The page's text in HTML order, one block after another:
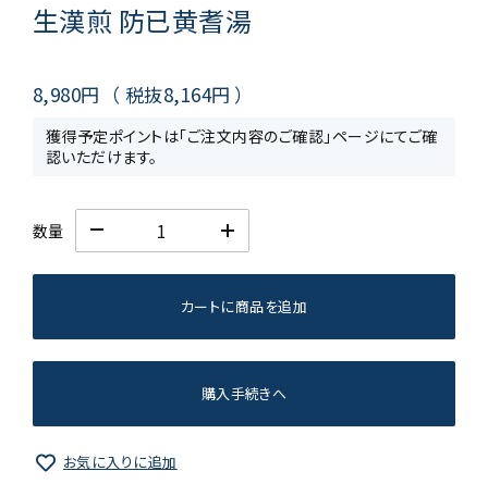
生漢煎 防已黄耆湯
8,980円 （ 税抜8,164円 ）
獲得予定ポイントは「ご注文内容のご確認」ページにてご確
認いただけます。
数量
カートに商品を追加
購入手続きへ
お気に入りに追加